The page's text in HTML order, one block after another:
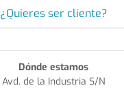
¿Quieres ser cliente?
Dónde estamos
Avd. de la Industria S/N